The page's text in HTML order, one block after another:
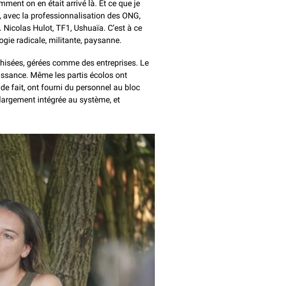
on en était arrivé là. Et ce que je
la professionnalisation des ONG,
Hulot, TF1, Ushuaïa. C’est à ce
radicale, militante, paysanne.
gérées comme des entreprises. Le
Même les partis écolos ont
fait, ont fourni du personnel au bloc
intégrée au système, et